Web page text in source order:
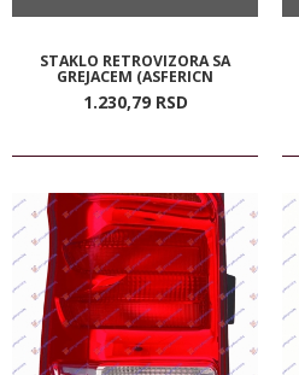
STAKLO RETROVIZORA SA
GREJACEM (ASFERICN
1.230,79 RSD